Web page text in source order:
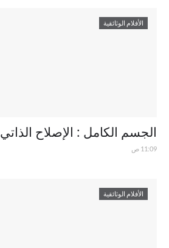
الأفلام الوثائقية
الجسم الكامل : الإصلاح الذاتي
11:09 ص
الأفلام الوثائقية